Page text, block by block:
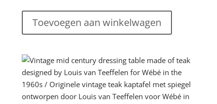
Toevoegen aan winkelwagen